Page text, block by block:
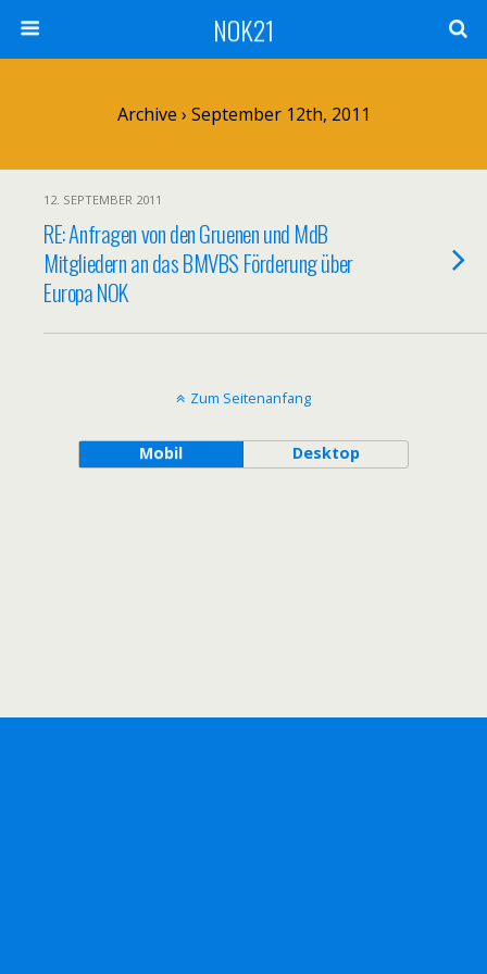
NOK21
Archive › September 12th, 2011
12. SEPTEMBER 2011
RE: Anfragen von den Gruenen und MdB
Mitgliedern an das BMVBS Förderung über
Europa NOK
Zum Seitenanfang
Mobil Desktop